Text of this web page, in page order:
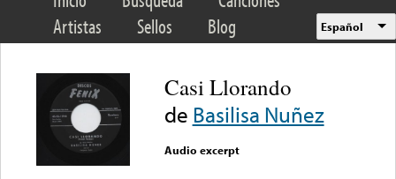
Artistas
Sellos Blog Español
Casi Llorando
de Basilisa Nuñez
Audio excerpt